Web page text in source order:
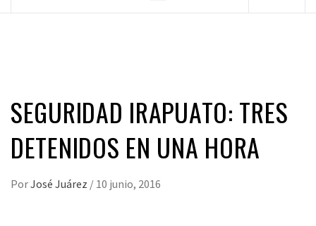
SEGURIDAD IRAPUATO: TRES
DETENIDOS EN UNA HORA
PorJosé Juárez / 10 junio, 2016